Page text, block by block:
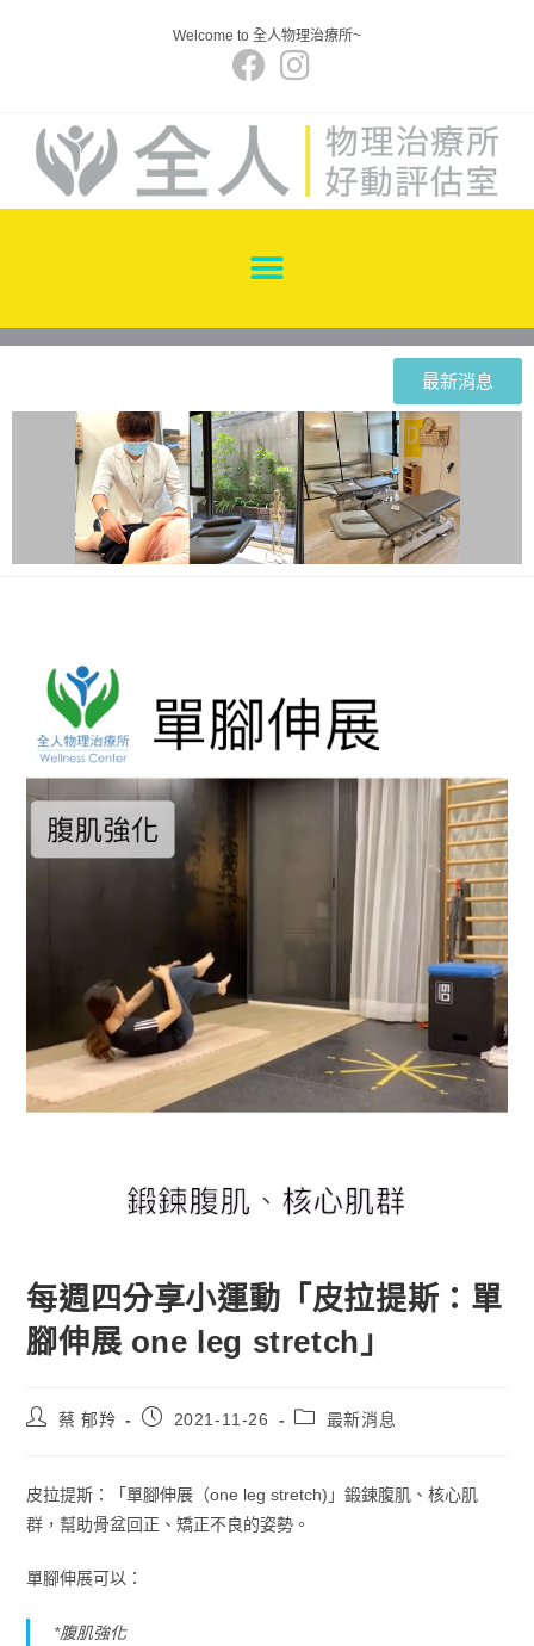
Welcome to 全人物理治療所~
最新消息
每週四分享小運動「皮拉提斯：單
腳伸展 one leg stretch」
蔡 郁羚 2021-11-26 最新消息
皮拉提斯：「單腳伸展（one leg stretch)」鍛鍊腹肌、核心肌
群，幫助骨盆回正、矯正不良的姿勢。
單腳伸展可以：
*腹肌強化